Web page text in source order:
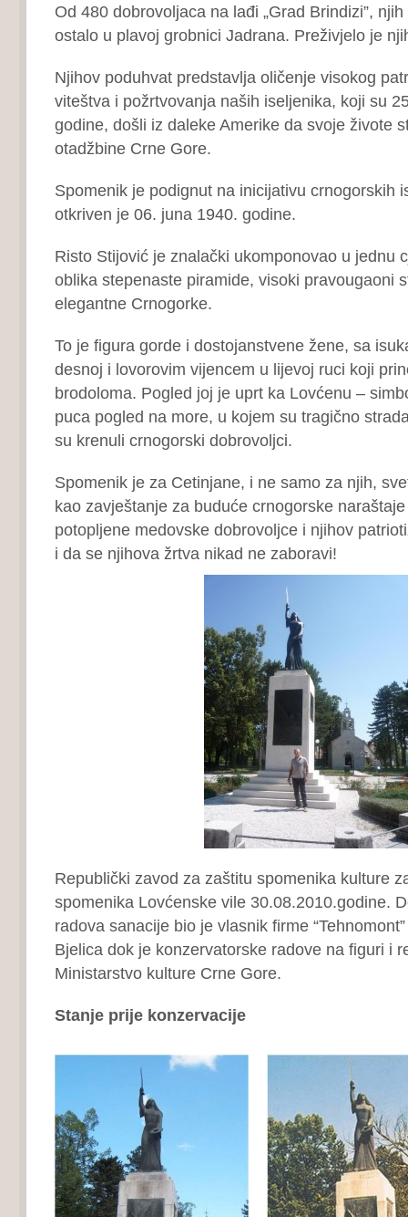
Od 480 dobrovoljaca na lađi „Grad Brindizi”,
ostalo u plavoj grobnici Jadrana. Preživjelo je
Njihov poduhvat predstavlja oličenje visokog
viteštva i požrtvovanja naših iseljenika, koji su
godine, došli iz daleke Amerike da svoje živote
otadžbine Crne Gore.
Spomenik je podignut na inicijativu crnogorskih
otkriven je 06. juna 1940. godine.
Risto Stijović je znalački ukomponovao u jednu
oblika stepenaste piramide, visoki pravougaoni
elegantne Crnogorke.
To je figura gorde i dostojanstvene žene, sa
desnoj i lovorovim vijencem u lijevoj ruci koji
brodoloma. Pogled joj je uprt ka Lovćenu –
puca pogled na more, u kojem su tragično
su krenuli crnogorski dobrovoljci.
Spomenik je za Cetinjane, i ne samo za njih,
kao zavještanje za buduće crnogorske
potopljene medovske dobrovoljce i njihov
i da se njihova žrtva nikad ne zaboravi!
Republički zavod za zaštitu spomenika kulture
spomenika Lovćenske vile 30.08.2010.godine.
radova sanacije bio je vlasnik firme
Bjelica dok je konzervatorske radove na figuri i
Ministarstvo kulture Crne Gore.
Stanje prije konzervacije